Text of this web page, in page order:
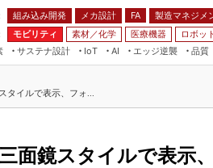
組み込み開発 メカ設計 FA 製造マネジメ
モビリティ 素材／化学 医療機器 ロボッ
サステナ設計
IoT
AI
エッジ逆襲 品質
JIMTOF
IIFES
タイルで表示、フォ...
面鏡スタイルで表示